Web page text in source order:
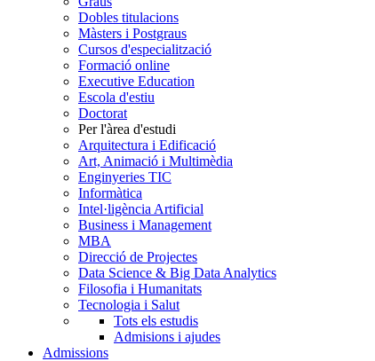
Dobles titulacions
Màsters i Postgraus
Cursos d'especialització
Formació online
Executive Education
Escola d'estiu
Doctorat
Per l'àrea d'estudi
Arquitectura i Edificació
Art, Animació i Multimèdia
Enginyeries TIC
Informàtica
Intel·ligència Artificial
Business i Management
MBA
Direcció de Projectes
Data Science & Big Data Analytics
Filosofia i Humanitats
Tecnologia i Salut
Tots els estudis
Admisions i ajudes
Admissions